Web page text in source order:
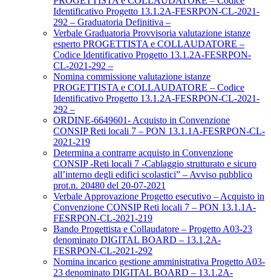
Identificativo Progetto 13.1.2A-FESRPON-CL-2021-
292 – Graduatoria Definitiva –
Verbale Graduatoria Provvisoria valutazione istanze
esperto PROGETTISTA e COLLAUDATORE –
Codice Identificativo Progetto 13.1.2A-FESRPON-
CL-2021-292 –
Nomina commissione valutazione istanze
PROGETTISTA e COLLAUDATORE – Codice
Identificativo Progetto 13.1.2A-FESRPON-CL-2021-
292 –
ORDINE-6649601- Acquisto in Convenzione
CONSIP Reti locali 7 – PON 13.1.1A-FESRPON-CL-
2021-219
Determina a contrarre acquisto in Convenzione
CONSIP -Reti locali 7 -Cablaggio strutturato e sicuro
all’interno degli edifici scolastici” – Avviso pubblico
prot.n. 20480 del 20-07-2021
Verbale Approvazione Progetto esecutivo – Acquisto in
Convenzione CONSIP Reti locali 7 – PON 13.1.1A-
FESRPON-CL-2021-219
Bando Progettista e Collaudatore – Progetto A03-23
denominato DIGITAL BOARD – 13.1.2A-
FESRPON-CL-2021-292
Nomina incarico gestione amministrativa Progetto A03-
23 denominato DIGITAL BOARD – 13.1.2A-